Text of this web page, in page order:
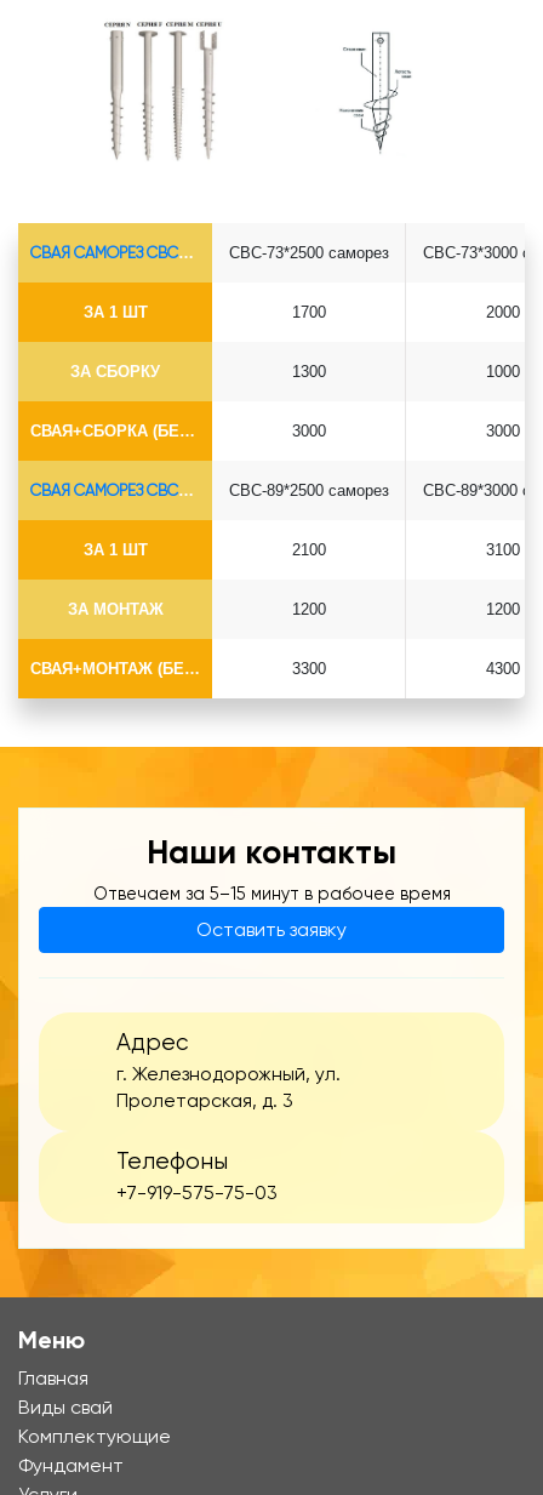
СВАЯ САМОРЕЗ СВС-Ø73*5.5
ЗА 1 ШТ
ЗА СБОРКУ
СВАЯ+СБОРКА (БЕЗ ОГОЛОВКА)
СВС-73*2500 саморез
1700
1300
3000
СВС-73*3000
2000
1000
3000
СВАЯ САМОРЕЗ СВС-Ø89*6.5
ЗА 1 ШТ
ЗА МОНТАЖ
СВАЯ+МОНТАЖ (БЕЗ ОГОЛОВКА)
СВС-89*2500 саморез
2100
1200
3300
СВС-89*3000
3100
1200
4300
Наши контакты
Отвечаем за 5–15 минут в рабочее время
Оставить заявку
Адрес
г. Железнодорожный, ул.
Пролетарская, д. 3
Телефоны
+7-919-575-75-03
Меню
Главная
Виды свай
Комплектующие
Фундамент